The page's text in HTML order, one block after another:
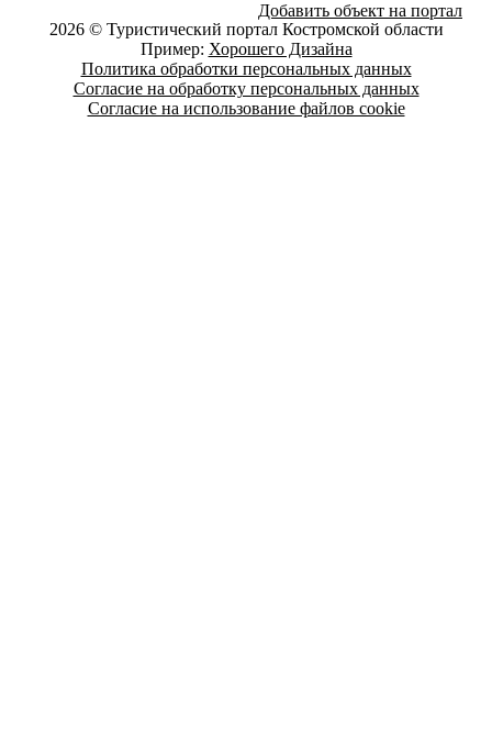
Добавить объект на портал
2026 © Туристический портал Костромской области
Пример: Хорошего Дизайна
Политика обработки персональных данных
Согласие на обработку персональных данных
Согласие на использование файлов cookie